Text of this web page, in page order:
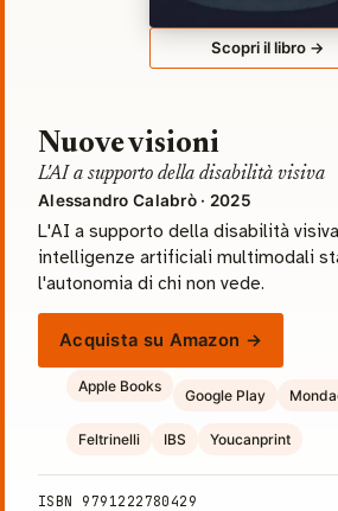
Scopri il libro →
Nuove visioni
L'AI a supporto della disabilità visiva
Alessandro Calabrò · 2025
L'AI a supporto della disabilità
intelligenze artificiali multimodali
l'autonomia di chi non vede.
Acquista su Amazon →
Apple Books
Google Play
Feltrinelli IBS Youcanprint
ISBN 9791222780429